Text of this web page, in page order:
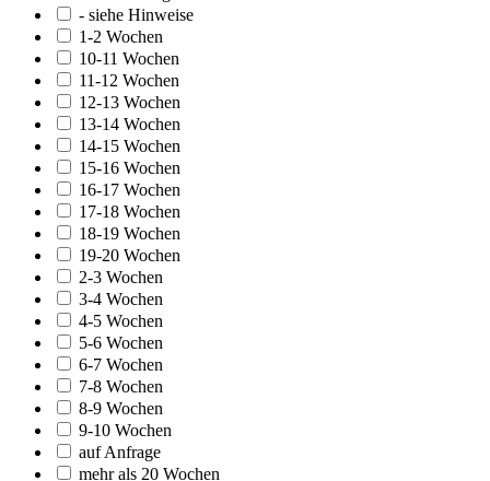
- siehe Hinweise
1-2 Wochen
10-11 Wochen
11-12 Wochen
12-13 Wochen
13-14 Wochen
14-15 Wochen
15-16 Wochen
16-17 Wochen
17-18 Wochen
18-19 Wochen
19-20 Wochen
2-3 Wochen
3-4 Wochen
4-5 Wochen
5-6 Wochen
6-7 Wochen
7-8 Wochen
8-9 Wochen
9-10 Wochen
auf Anfrage
mehr als 20 Wochen